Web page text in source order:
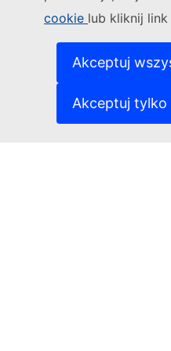
cookie lub kliknij
Akceptuj
Akceptuj tylko
Zgłoś lukę w
Nasze strony w różnych
Pliki cookie(Link
Polityka prywatności
Zastrzeżenia prawne(Link
Dostępność treści